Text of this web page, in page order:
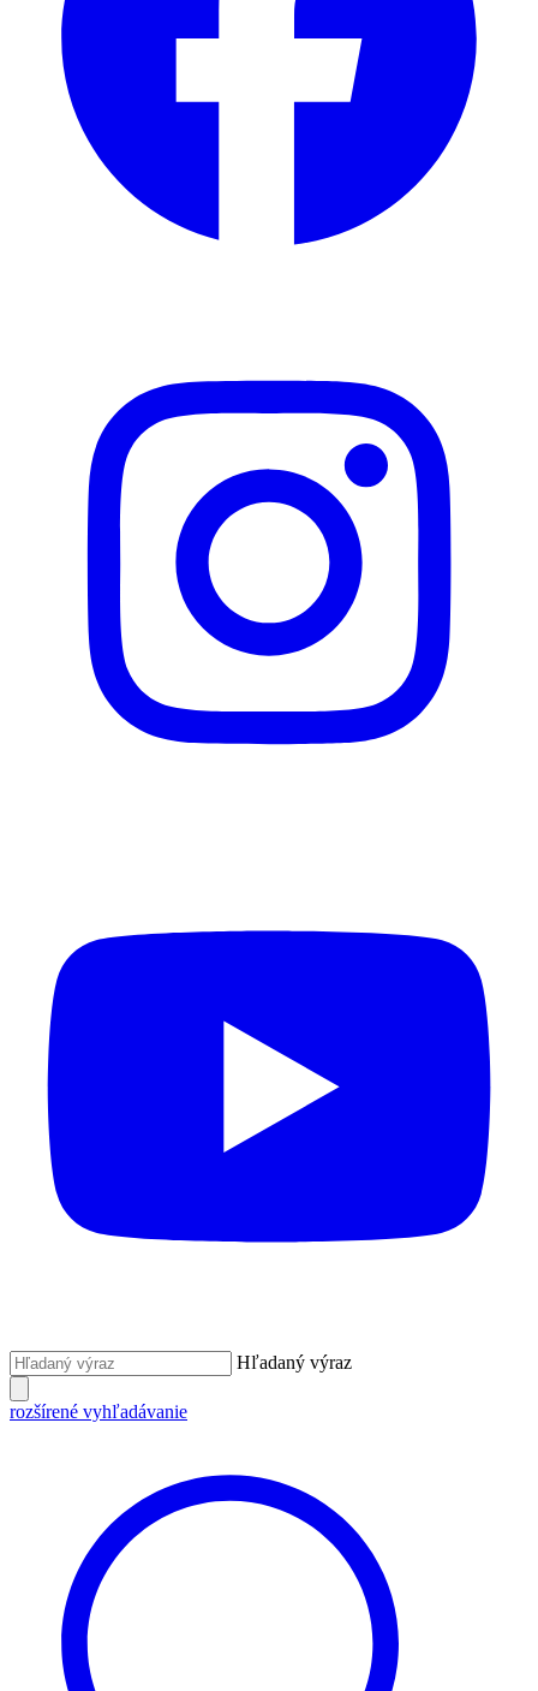
Hľadaný výraz
rozšírené vyhľadávanie